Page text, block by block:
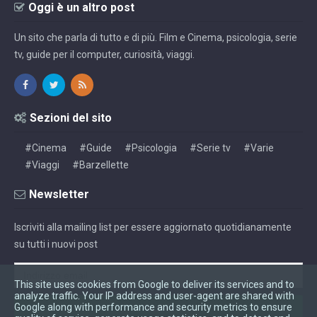
Oggi è un altro post
Un sito che parla di tutto e di più. Film e Cinema, psicologia, serie
tv, guide per il computer, curiosità, viaggi.
Sezioni del sito
#Cinema #Guide #Psicologia #Serie tv
#Varie
#Viaggi
#Barzellette
Newsletter
Iscriviti alla mailing list per essere aggiornato quotidianamente
su tutti i nuovi post
This site uses cookies from Google to deliver its services and to
analyze traffic. Your IP address and user-agent are shared with
Google along with performance and security metrics to ensure